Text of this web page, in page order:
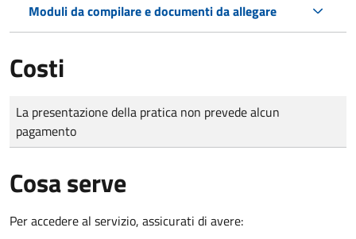
Moduli da compilare e documenti da allegare
Costi
Tipo di pagamento
Importo
La presentazione della pratica non prevede alcun
pagamento
Cosa serve
Per accedere al servizio, assicurati di avere: